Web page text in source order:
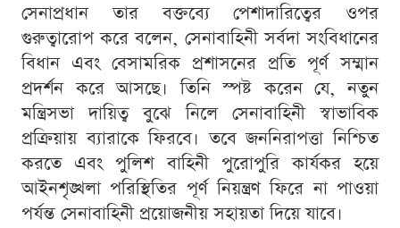
সেনাপ্রধান তার বক্তব্যে পেশাদারিত্বের ওপর
গুরুত্বারোপ করে বলেন, সেনাবাহিনী সর্বদা সংবিধানের
বিধান এবং বেসামরিক প্রশাসনের প্রতি পূর্ণ সম্মান
প্রদর্শন করে আসছে। তিনি স্পষ্ট করেন যে, নতুন
মন্ত্রিসভা দায়িত্ব বুঝে নিলে সেনাবাহিনী স্বাভাবিক
প্রক্রিয়ায় ব্যারাকে ফিরবে। তবে জননিরাপত্তা নিশ্চিত
করতে এবং পুলিশ বাহিনী পুরোপুরি কার্যকর হয়ে
আইনশৃঙ্খলা পরিস্থিতির পূর্ণ নিয়ন্ত্রণ ফিরে না পাওয়া
পর্যন্ত সেনাবাহিনী প্রয়োজনীয় সহায়তা দিয়ে যাবে।